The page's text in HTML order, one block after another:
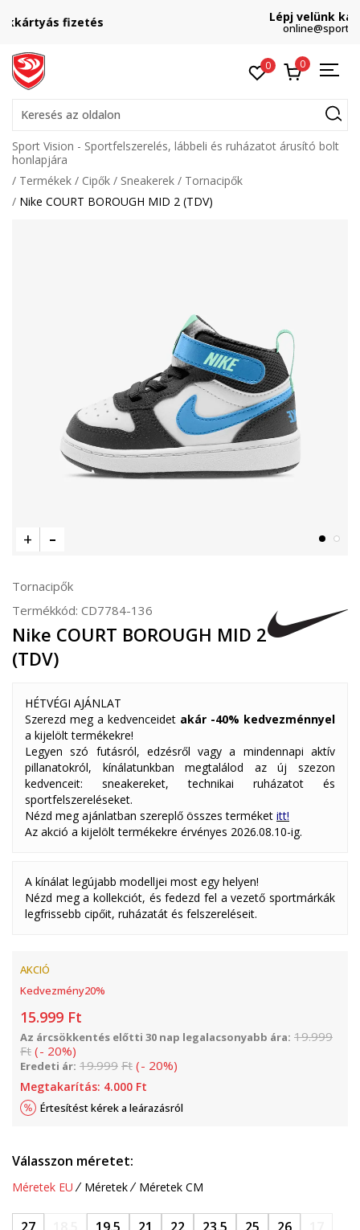
0 0
Keresés az oldalon
Sport Vision - Sportfelszerelés, lábbeli és ruházatot árusító bolt
honlapjára
Termékek
Cipők Sneakerek
Tornacipők
Nike COURT BOROUGH MID 2 (TDV)
Tornacipők
Termékkód: CD7784-136
Nike COURT BOROUGH MID 2
(TDV)
HÉTVÉGI AJÁNLAT
Szerezd meg a kedvenceidet akár -40% kedvezménnyel
a kijelölt termékekre!
Legyen szó futásról, edzésről vagy a mindennapi aktív
pillanatokról, kínálatunkban megtalálod az új szezon
kedvenceit: sneakereket, technikai ruházatot és
sportfelszereléseket.
Nézd meg ajánlatban szereplő összes terméket itt!
Az akció a kijelölt termékekre érvényes 2026.08.10-ig.
A kínálat legújabb modelljei most egy helyen!
Nézd meg a kollekciót, és fedezd fel a vezető sportmárkák
legfrissebb cipőit, ruházatát és felszereléseit.
AKCIÓ
Kedvezmény20%
15.999 Ft
Az árcsökkentés előtti 30 nap legalacsonyabb ára: 19.999
Ft (- 20%)
Eredeti ár: 19.999 Ft (- 20%)
Megtakarítás: 4.000 Ft
Értesítést kérek a leárazásról
Válasszon méretet:
Méretek EU Méretek Méretek CM